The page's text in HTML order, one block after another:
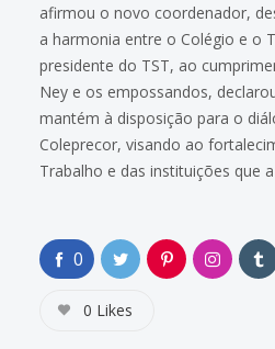
afirmou o novo coordenador,
a harmonia entre o Colégio e o
presidente do TST, ao
Ney e os empossandos,
mantém à disposição para o
Coleprecor, visando ao
Trabalho e das instituições que
0
0 Likes